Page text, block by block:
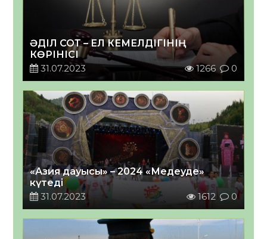
ӘДІЛ СОТ – ЕЛ КЕМЕЛДІГІНІҢ
КӨРІНІСІ
31.07.2023
1266 0
«Азия дауысы» – 2024 «Медеуде»
күтеді
31.07.2023
1612 0